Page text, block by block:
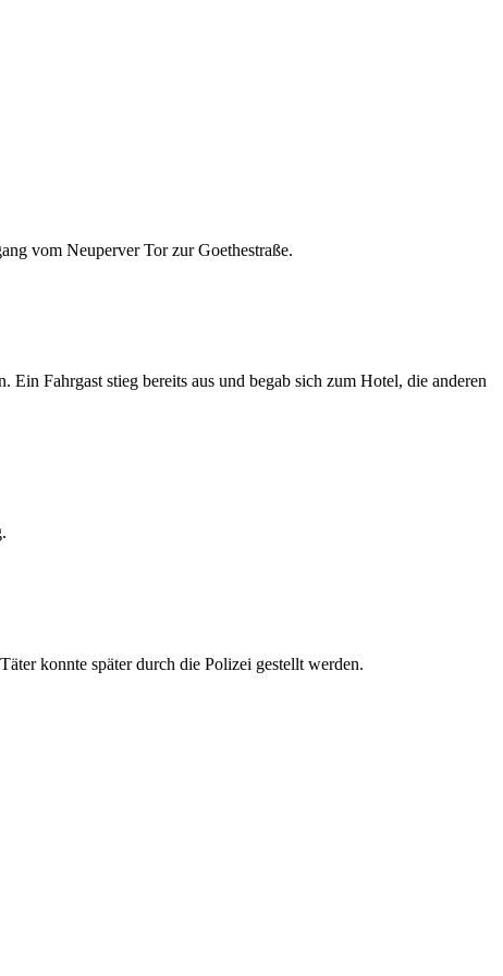
vom Neuperver Tor zur Goethestraße.
Fahrgast stieg bereits aus und begab sich zum Hotel, die anderen
konnte später durch die Polizei gestellt werden.